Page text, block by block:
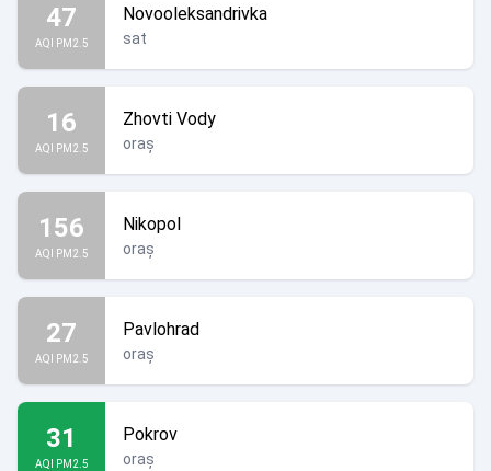
47
AQI PM2.5
Novooleksandrivka
sat
16
AQI PM2.5
Zhovti Vody
oraș
156
AQI PM2.5
Nikopol
oraș
27
AQI PM2.5
Pavlohrad
oraș
31
AQI PM2.5
Pokrov
oraș